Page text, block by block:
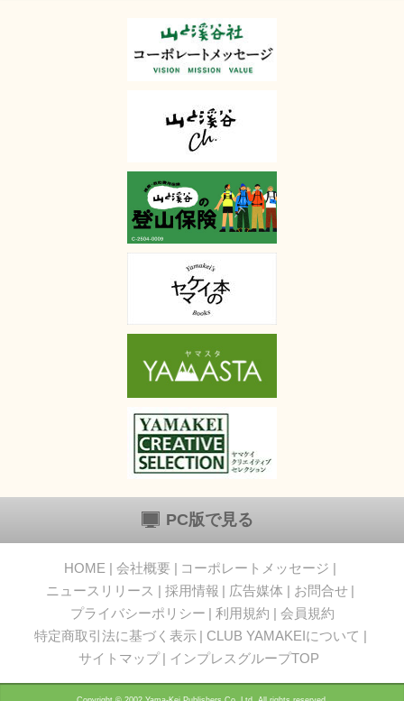
PC版で見る
HOME 会社概要
コーポレートメッセージ
ニュースリリース
採用情報 広告媒体
お問合せ
プライバシーポリシー
利用規約
会員規約
特定商取引法に基づく表示
CLUB YAMAKEIについて
サイトマップ
インプレスグループTOP